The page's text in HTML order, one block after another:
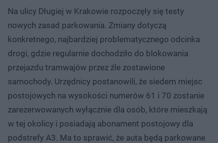
Na ulicy Długiej w Krakowie rozpoczęły się testy
nowych zasad parkowania. Zmiany dotyczą
konkretnego, najbardziej problematycznego odcinka
drogi, gdzie regularnie dochodziło do blokowania
przejazdu tramwajów przez źle zostawione
samochody. Urzędnicy postanowili, że siedem miejsc
postojowych na wysokości numerów 61 i 70 zostanie
zarezerwowanych wyłącznie dla osób, które mieszkają
w tej okolicy i posiadają abonament postojowy dla
podstrefy A3. Ma to sprawić, że auta będą parkowane